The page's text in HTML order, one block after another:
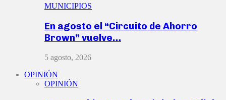
MUNICIPIOS
En agosto el “Circuito de Ahorro
Brown” vuelve…
5 agosto, 2026
OPINIÓN
OPINIÓN